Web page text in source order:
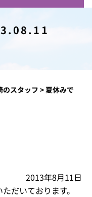
のスタッフ >夏休みで
2013年8月11日
だいております。